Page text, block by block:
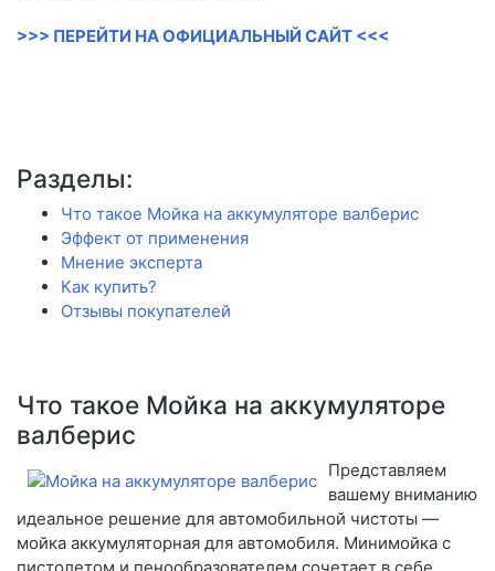
>>> ПЕРЕЙТИ НА ОФИЦИАЛЬНЫЙ САЙТ <<<
Разделы:
Что такое Мойка на аккумуляторе валберис
Эффект от применения
Мнение эксперта
Как купить?
Отзывы покупателей
Что такое Мойка на аккумуляторе
валберис
Представляем
вашему вниманию
идеальное решение для автомобильной чистоты —
мойка аккумуляторная для автомобиля. Минимойка с